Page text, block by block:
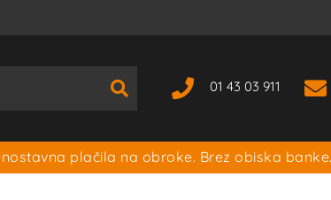
01 43 03 911
plačila na obroke. Brez obiska banke.